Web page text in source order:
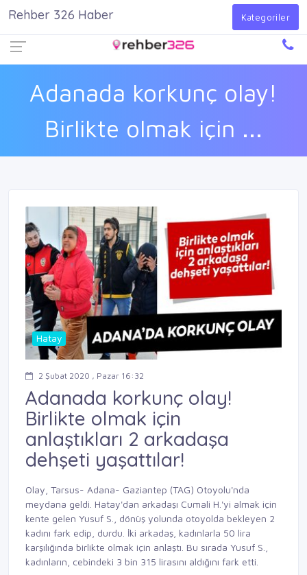
Giriş Yap
Adanada korkunç olay!
Birlikte olmak için ...
Rehber 326 Haber Kategoriler
Hatay
2 Şubat 2020 , Pazar 16:32
Adanada korkunç olay!
Birlikte olmak için
anlaştıkları 2 arkadaşa
dehşeti yaşattılar!
Olay, Tarsus- Adana- Gaziantep (TAG) Otoyolu'nda
meydana geldi. Hatay'dan arkadaşı Cumali H.'yi almak için
kente gelen Yusuf S., dönüş yolunda otoyolda bekleyen 2
kadını fark edip, durdu. İki arkadaş, kadınlarla 50 lira
karşılığında birlikte olmak için anlaştı. Bu sırada Yusuf S.,
kadınların, cebindeki 3 bin 315 lirasını aldığını fark etti.